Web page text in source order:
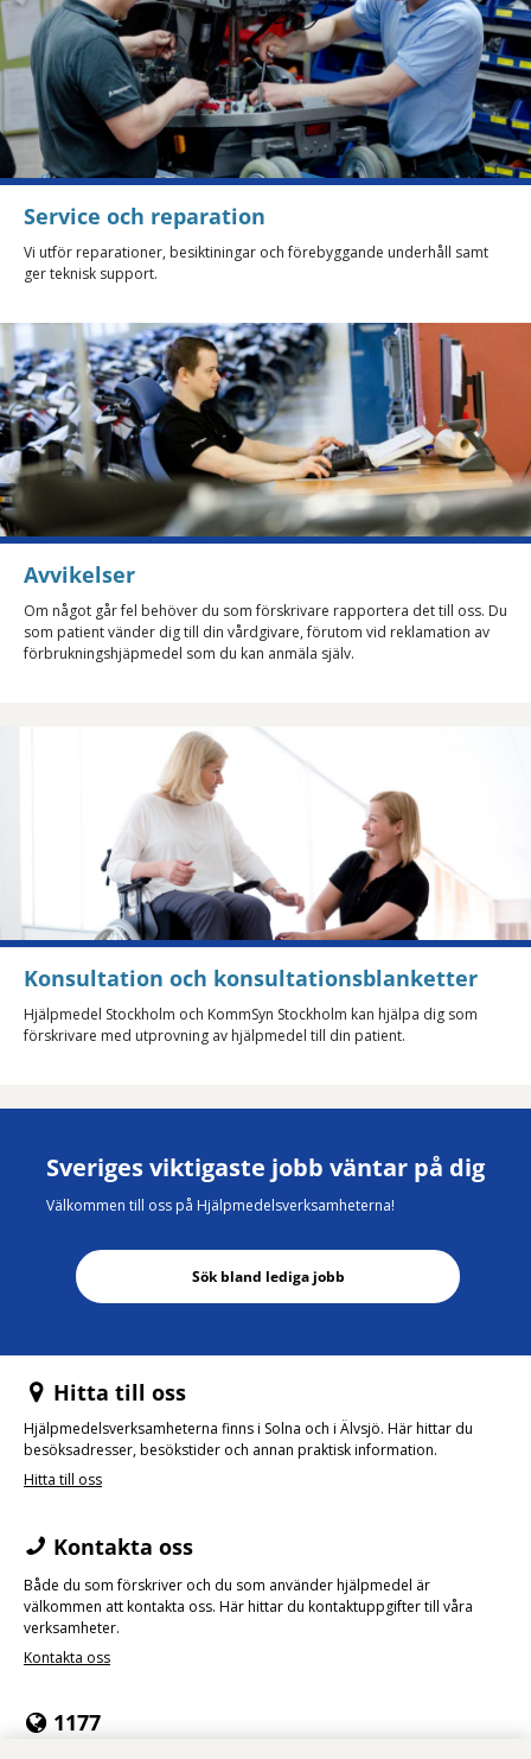
Service och reparation
Vi utför reparationer, besiktiningar och förebyggande underhåll samt
ger teknisk support.
Avvikelser
Om något går fel behöver du som förskrivare rapportera det till oss. Du
som patient vänder dig till din vårdgivare, förutom vid reklamation av
förbrukningshjäpmedel som du kan anmäla själv.
Konsultation och konsultationsblanketter
Hjälpmedel Stockholm och KommSyn Stockholm kan hjälpa dig som
förskrivare med utprovning av hjälpmedel till din patient.
Sveriges viktigaste jobb väntar på dig
Välkommen till oss på Hjälpmedelsverksamheterna!
Sök bland lediga jobb
Hitta till oss
Hjälpmedelsverksamheterna finns i Solna och i Älvsjö. Här hittar du
besöksadresser, besökstider och annan praktisk information.
Hitta till oss
Kontakta oss
Både du som förskriver och du som använder hjälpmedel är
välkommen att kontakta oss. Här hittar du kontaktuppgifter till våra
verksamheter.
Kontakta oss
1177